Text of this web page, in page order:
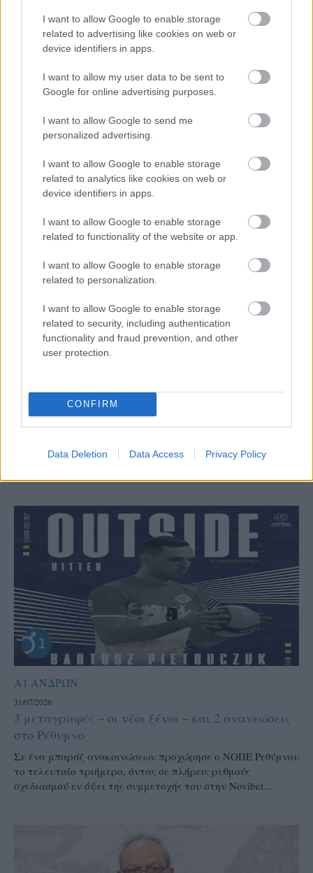
I want to allow Google to enable storage
related to advertising like cookies on web or
device identifiers in apps.
I want to allow my user data to be sent to
Google for online advertising purposes.
I want to allow Google to send me
personalized advertising.
I want to allow Google to enable storage
related to analytics like cookies on web or
device identifiers in apps.
I want to allow Google to enable storage
related to functionality of the website or app.
I want to allow Google to enable storage
related to personalization.
I want to allow Google to enable storage
related to security, including authentication
functionality and fraud prevention, and other
user protection.
CONFIRM
Data Deletion Data Access Privacy Policy
παντού…
Α1 ΑΝΔΡΩΝ
31/07/2026
3 μεταγραφές – οι νέοι ξένοι – και 2 ανανεώσεις
στο Ρέθυμνο
Σε ένα μπαράζ ανακοινώσεων προχώρησε ο ΝΟΠΕ Ρεθύμνου
το τελευταίο τριήμερο, όντας σε πλήρεις ρυθμούς
σχεδιασμού εν όψει της συμμετοχής του στην Novibet...